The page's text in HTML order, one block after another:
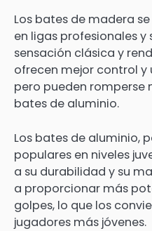
Los bates de madera
en ligas profesionales
sensación clásica y
ofrecen mejor control y
pero pueden romperse
bates de aluminio.
Los bates de aluminio,
populares en niveles
a su durabilidad y su
a proporcionar más
golpes, lo que los
jugadores más jóvenes.